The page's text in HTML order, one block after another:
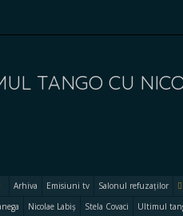
TANGO CU
Arhiva Emisiuni tv Salonul refuzaților
Nicolae Labiș Stela Covaci Ultimul